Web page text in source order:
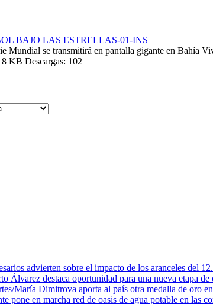
BAJO LAS ESTRELLAS-01-INS
Mundial se transmitirá en pantalla gigante en Bahía
KB Descargas: 102
advierten sobre el impacto de los aranceles del
Álvarez destaca oportunidad para una nueva etapa
María Dimitrova aporta al país otra medalla de oro
pone en marcha red de oasis de agua potable en las